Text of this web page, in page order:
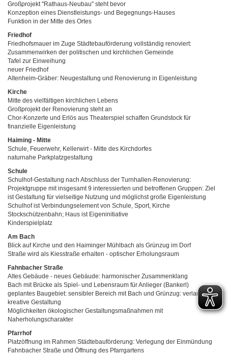
Großprojekt "Rathaus-Neubau" steht bevor
Konzeption eines Dienstleistungs- und Begegnungs-Hauses
Funktion in der Mitte des Ortes
Friedhof
Friedhofsmauer im Zuge Städtebauförderung vollständig renoviert:
Zusammenwirken der politischen und kirchlichen Gemeinde
Tafel zur Einweihung
neuer Friedhof
Altenheim-Gräber: Neugestaltung und Renovierung in Eigenleistung
Kirche
Mitte des vielfältigen kirchlichen Lebens
Großprojekt der Renovierung steht an
Chor-Konzerte und Erlös aus Theaterspiel schaffen Grundstock für
finanzielle Eigenleistung
Haiming - Mitte
Schule, Feuerwehr, Kellerwirt - Mitte des Kirchdorfes
naturnahe Parkplatzgestaltung
Schule
Schulhof-Gestaltung nach Abschluss der Turnhallen-Renovierung:
Projektgruppe mit insgesamt 9 interessierten und betroffenen Gruppen: Ziel
ist Gestaltung für vielseitige Nutzung und möglichst große Eigenleistung
Schulhof ist Verbindungselement von Schule, Sport, Kirche
Stockschützenbahn; Haus ist Eigeninitiative
Kinderspielplatz
Am Bach
Blick auf Kirche und den Haiminger Mühlbach als Grünzug im Dorf
Straße wird als Kiesstraße erhalten - optischer Erholungsraum
Fahnbacher Straße
Altes Gebäude - neues Gebäude: harmonischer Zusammenklang
Bach mit Brücke als Spiel- und Lebensraum für Anlieger (Bankerl)
geplantes Baugebiet: sensibler Bereich mit Bach und Grünzug: verlangt
kreative Gestaltung
Möglichkeiten ökologischer Gestaltungsmaßnahmen mit
Naherholungscharakter
Pfarrhof
Platzöffnung im Rahmen Städtebauförderung: Verlegung der Einmündung
Fahnbacher Straße und Öffnung des Pfarrgartens